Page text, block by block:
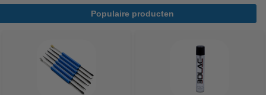
Populaire producten